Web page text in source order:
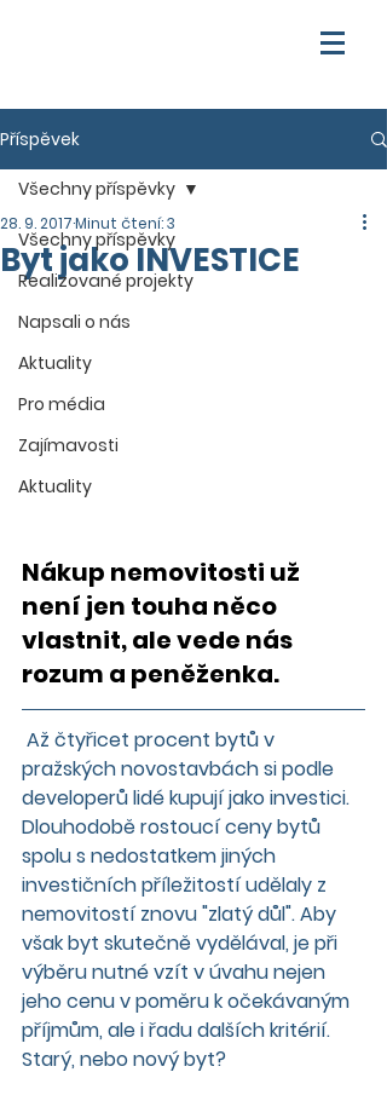
Příspěvek
Všechny příspěvky
Realizované projekty
Napsali o nás
Aktuality
Pro média
Zajímavosti
Aktuality
Všechny příspěvky
Byt jako INVESTICE
28. 9. 2017Minut čtení: 3
Nákup nemovitosti už
není jen touha něco
vlastnit, ale vede nás
rozum a peněženka.
pražských novostavbách si podle
developerů lidé kupují jako investici.
Dlouhodobě rostoucí ceny bytů
spolu s nedostatkem jiných
investičních příležitostí udělaly z
nemovitostí znovu "zlatý důl". Aby
však byt skutečně vydělával, je při
výběru nutné vzít v úvahu nejen
jeho cenu v poměru k očekávaným
příjmům, ale i řadu dalších kritérií.
Starý, nebo nový byt?